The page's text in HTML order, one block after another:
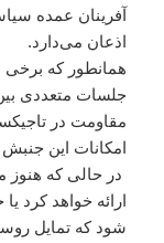
آفرینان عمده
اذعان می‌دارد.
همانطور که برخی
جلسات متعددی
مقاومت در
امکانات این
در حالی که
ارائه خواهد کرد
شود که تمایل